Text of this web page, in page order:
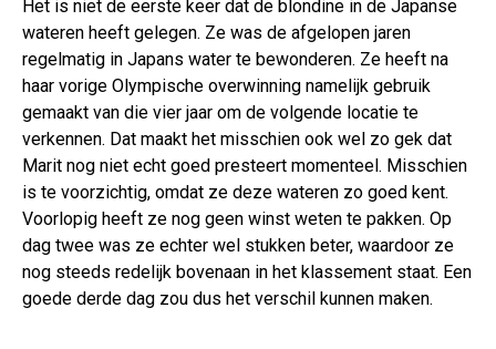
Het is niet de eerste keer dat de blondine in de Japanse
wateren heeft gelegen. Ze was de afgelopen jaren
regelmatig in Japans water te bewonderen. Ze heeft na
haar vorige Olympische overwinning namelijk gebruik
gemaakt van die vier jaar om de volgende locatie te
verkennen. Dat maakt het misschien ook wel zo gek dat
Marit nog niet echt goed presteert momenteel. Misschien
is te voorzichtig, omdat ze deze wateren zo goed kent.
Voorlopig heeft ze nog geen winst weten te pakken. Op
dag twee was ze echter wel stukken beter, waardoor ze
nog steeds redelijk bovenaan in het klassement staat. Een
goede derde dag zou dus het verschil kunnen maken.